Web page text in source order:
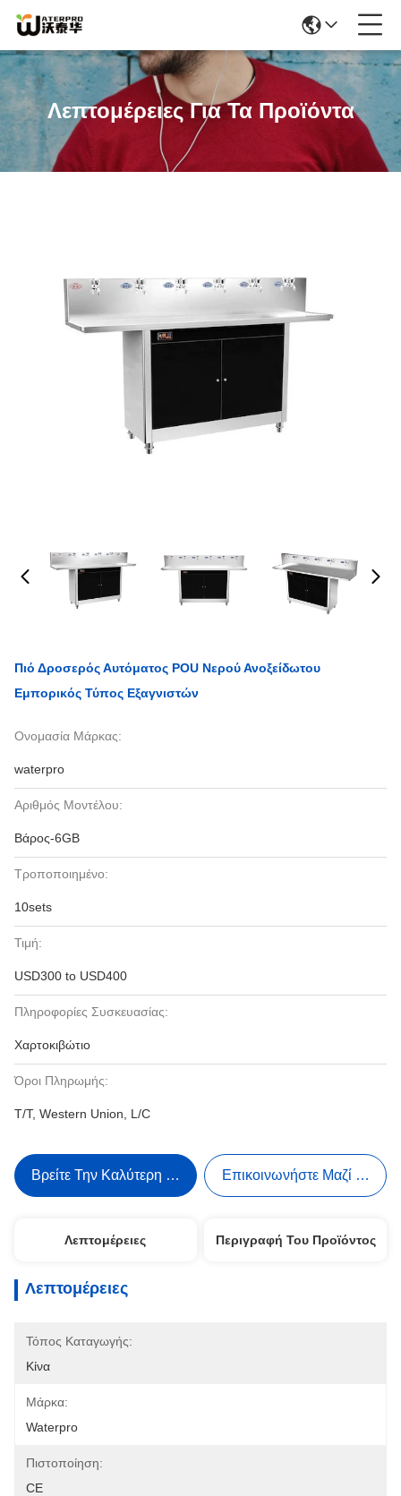
Λεπτομέρειες Για Τα Προϊόντα
Πιό Δροσερός Αυτόματος POU Νερού Ανοξείδωτου
Εμπορικός Τύπος Εξαγνιστών
Ονομασία Μάρκας:
waterpro
Αριθμός Μοντέλου:
Βάρος-6GB
Τροποποιημένο:
10sets
Τιμή:
USD300 to USD400
Πληροφορίες Συσκευασίας:
Χαρτοκιβώτιο
Όροι Πληρωμής:
T/T, Western Union, L/C
Βρείτε Την Καλύτερη Τιμή Επικοινωνήστε Μαζί Μας
Λεπτομέρειες Περιγραφή Του Προϊόντος
Λεπτομέρειες
Τόπος Καταγωγής:
Κίνα
Μάρκα:
Waterpro
Πιστοποίηση:
CE